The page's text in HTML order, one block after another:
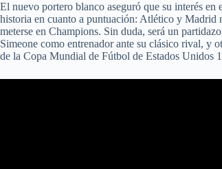
El nuevo portero blanco aseguró que su interés
historia en cuanto a puntuación: Atlético y Madrid
meterse en Champions. Sin duda, será un
Simeone como entrenador ante su clásico rival, y
de la Copa Mundial de Fútbol de Estados Unidos